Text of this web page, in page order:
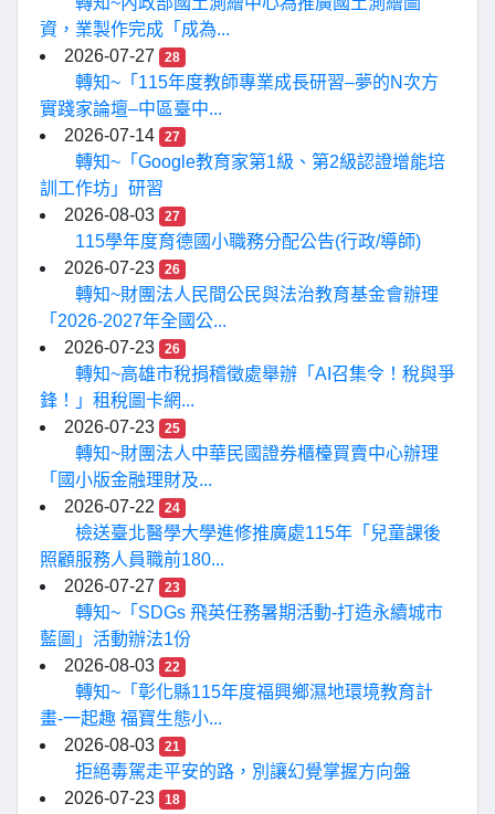
資，業製作完成「成為...
2026-07-27
28
轉知~「115年度教師專業成長研習–夢的N次方
實踐家論壇–中區臺中...
2026-07-14
27
轉知~「Google教育家第1級、第2級認證增能培
訓工作坊」研習
2026-08-03
27
115學年度育德國小職務分配公告(行政/導師)
2026-07-23
26
轉知~財團法人民間公民與法治教育基金會辦理
「2026-2027年全國公...
2026-07-23
26
轉知~高雄市稅捐稽徵處舉辦「AI召集令！稅與爭
鋒！」租稅圖卡網...
2026-07-23
25
轉知~財團法人中華民國證券櫃檯買賣中心辦理
「國小版金融理財及...
2026-07-22
24
檢送臺北醫學大學進修推廣處115年「兒童課後
照顧服務人員職前180...
2026-07-27
23
轉知~「SDGs 飛英任務暑期活動-打造永續城市
藍圖」活動辦法1份
2026-08-03
22
轉知~「彰化縣115年度福興鄉濕地環境教育計
畫-一起趣 福寶生態小...
2026-08-03
21
拒絕毒駕走平安的路，別讓幻覺掌握方向盤
2026-07-23
18